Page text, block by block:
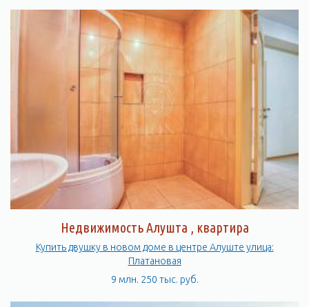
Недвижимость Алушта , квартира
Купить двушку в новом доме в центре Алуште улица:
Платановая
9 млн. 250 тыс. руб.